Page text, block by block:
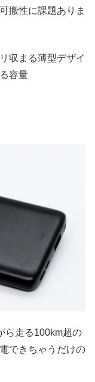
搬性に課題ありま
収まる薄型デザイ
容量
ら走る100km超の
できちゃうだけの